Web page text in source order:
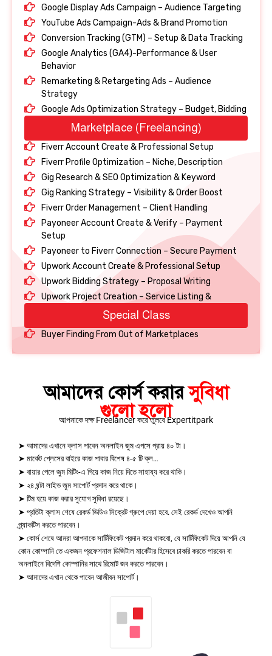
Google Display Ads Campaign – Audience Targeting
YouTube Ads Campaign-Ads & Brand Promotion
Conversion Tracking (GTM) – Setup & Data Tracking
Google Analytics (GA4)-Performance & User
Behavior
Remarketing & Retargeting Ads – Audience
Strategy
Google Ads Optimization Strategy – Budget, Bidding
Marketplace (Freelancing)
Fiverr Account Create & Professional Setup
Fiverr Profile Optimization – Niche, Description
Gig Research & SEO Optimization & Keyword
Gig Ranking Strategy – Visibility & Order Boost
Fiverr Order Management – Client Handling
Payoneer Account Create & Verify – Payment
Setup
Payoneer to Fiverr Connection – Secure Payment
Upwork Account Create & Professional Setup
Upwork Bidding Strategy – Proposal Writing
Upwork Project Creation – Service Listing &
Special Class
Buyer Finding From Out of Marketplaces
আমাদের কোর্স করারসুবিধা
গুলো হলো
আপনাকে দক্ষ Freelancer করে তুলবে Expertitpark
➤ আমাদের এখানে ক্লাস পাবেন অনলাইন জুম এপসে প্রায় ৪০ টা।
➤ মার্কেট প্লেসের বাইরে কাজ পাবার বিশেষ ৪-৫ টি ক্ল…
➤ বায়ার পেলে জুম মিটিং-এ গিয়ে কাজ নিয়ে দিতে সাহায্য করে থাকি।
➤ ২৪ ঘন্টা লাইভ জুম সাপোর্ট প্রদান করে থাকে।
➤ টিম হয়ে কাজ করার সুযোগ সুবিধা রয়েছে।
➤ প্রতিটা ক্লাস শেষে রেকর্ড ভিডিও সিক্রেট গ্রুপে দেয়া হবে. সেই রেকর্ড দেখেও আপনি
প্র্যাকটিস করতে পারবেন।
➤ কোর্স শেষে আমরা আপনাকে সার্টিফিকেট প্রদান করে থাকবো, যে সার্টিফিকেট দিয়ে আপনি যে
কোন কোম্পানি তে একজন প্রফেশনাল ডিজিটাল মার্কেটার হিসেবে চাকরি করতে পারবেন বা
অনলাইনে বিদেশি কোম্পানির সাথে রিমোট জব করতে পারবেন।
➤ আমাদের এখান থেকে পাবেন আজীবন সাপোর্ট।